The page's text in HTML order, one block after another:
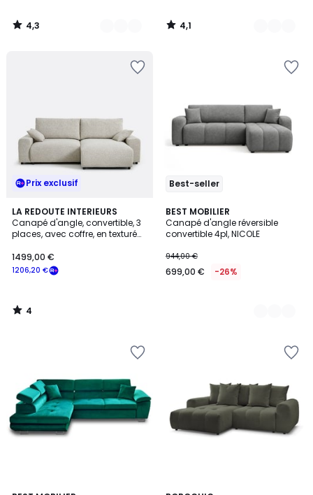
4,3
/
4,1
/
Prix exclusif
LA REDOUTE INTERIEURS
Canapé d'angle, convertible, 3
places, avec coffre, en texturé
1206,20 €
1499,00 €
4
/
5
4
/
Best-seller
BEST MOBILIER
Canapé d'angle réversible
convertible 4pl, NICOLE
944,00 €
699,00 € -26%
7
Couleurs